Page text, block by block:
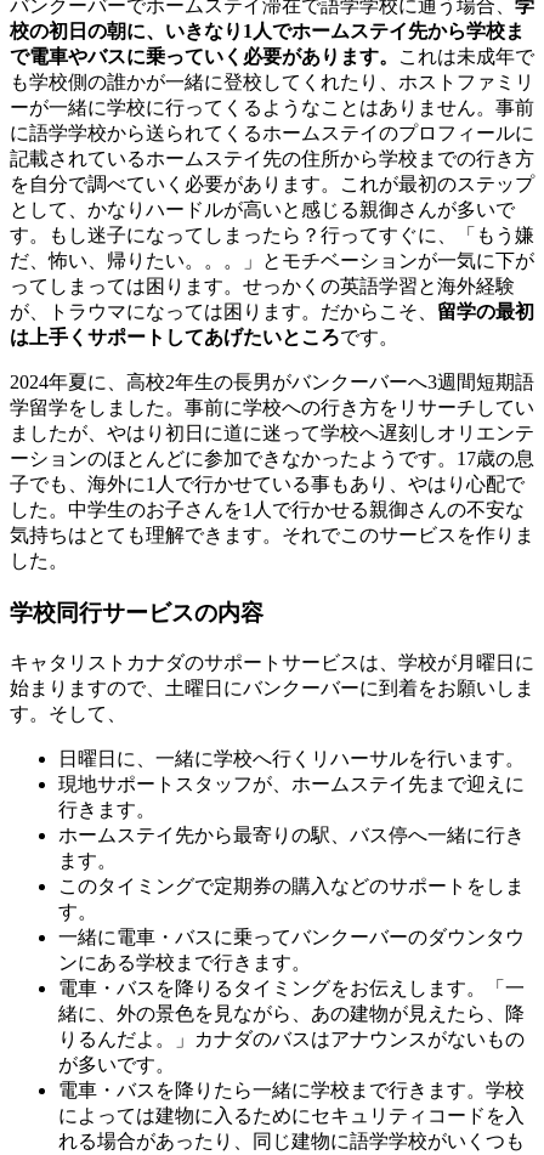
バンクーバーでホームステイ滞在で語学学校に通う場合、 学
校の初日の朝に、いきなり1人でホームステイ先から学校ま
で電車やバスに乗っていく必要があります。
これは未成年で
も学校側の誰かが一緒に登校してくれたり、ホストファミリ
ーが一緒に学校に行ってくるようなことはありません。事前
に語学学校から送られてくるホームステイのプロフィールに
記載されているホームステイ先の住所から学校までの行き方
を自分で調べていく必要があります。これが最初のステップ
として、かなりハードルが高いと感じる親御さんが多いで
す。もし迷子になってしまったら？行ってすぐに、「もう嫌
だ、怖い、帰りたい。。。」とモチベーションが一気に下が
ってしまっては困ります。せっかくの英語学習と海外経験
が、トラウマになっては困ります。だからこそ、 留学の最初
は上手くサポートしてあげたいところです。
2024年夏に、高校2年生の長男がバンクーバーへ3週間短期語
学留学をしました。事前に学校への行き方をリサーチしてい
ましたが、やはり初日に道に迷って学校へ遅刻しオリエンテ
ーションのほとんどに参加できなかったようです。17歳の息
子でも、海外に1人で行かせている事もあり、やはり心配で
した。中学生のお子さんを1人で行かせる親御さんの不安な
気持ちはとても理解できます。それでこのサービスを作りま
した。
学校同行サービスの内容
キャタリストカナダのサポートサービスは、学校が月曜日に
始まりますので、土曜日にバンクーバーに到着をお願いしま
す。そして、
日曜日に、一緒に学校へ行くリハーサルを行います。
現地サポートスタッフが、ホームステイ先まで迎えに
行きます。
ホームステイ先から最寄りの駅、バス停へ一緒に行き
ます。
このタイミングで定期券の購入などのサポートをしま
す。
一緒に電車・バスに乗ってバンクーバーのダウンタウ
ンにある学校まで行きます。
電車・バスを降りるタイミングをお伝えします。「一
緒に、外の景色を見ながら、あの建物が見えたら、降
りるんだよ。」カナダのバスはアナウンスがないもの
が多いです。
電車・バスを降りたら一緒に学校まで行きます。学校
によっては建物に入るためにセキュリティコードを入
れる場合があったり、同じ建物に語学学校がいくつも